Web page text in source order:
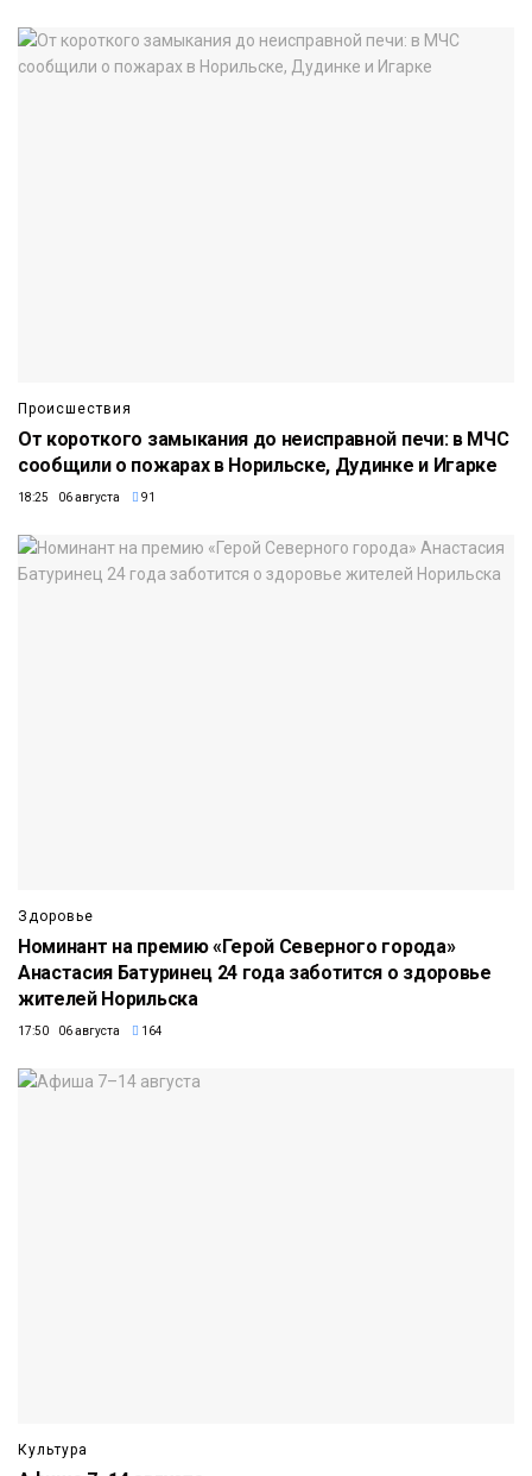
Происшествия
От короткого замыкания до неисправной печи: в МЧС
сообщили о пожарах в Норильске, Дудинке и Игарке
18:25 06 августа 91
Здоровье
Номинант на премию «Герой Северного города»
Анастасия Батуринец 24 года заботится о здоровье
жителей Норильска
17:50 06 августа 164
Культура